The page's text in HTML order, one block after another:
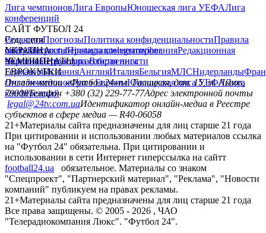
Лига чемпионовЛига ЕвропыЮношеская лига УЕФАЛига
конференций
САЙТ ФУТБОЛ 24
РедакцияПрогнозыПолитика конфиденциальностиПравила
сайтуКонтактыПравила комментированияРедакционная
политикаСтруктура собственности
Соц. сети
facebookxyoutubeinstagramtelegramviber
УКРАИНА
УкраинаПервая лигаВторая лига
ЧЕМПИОНАТЫ
ГерманияИспанияАнглияИталияБельгияМЛСНидерланды
ЕВРОКУБКИ
Лига чемпионовЛига ЕвропыЮношеская лига УЕФАЛига
конференций
Онлайн-медиа «Футбол 24»пл. Галицкая, дом. 15, м. Львов,
79008Телефон +380 (32) 229-77-77Адрес электронной почты
legal@24tv.com.uaИдентификатор онлайн-медиа в Реестре
субъектов в сфере медиа — R40-06058
21+Материалы сайта предназначены для лиц старше 21 года
При цитировании и использовании любых материалов ссылка
на "Футбол 24" обязательна. При цитировании и
использовании в сети Интернет гиперссылка на сайтт
football24.ua
обязательное. Материалы со знаком
"Спецпроект", "Партнерский материал", "Реклама", "Новости
компаний" публикуем на правах рекламы.
21+Материалы сайта предназначены для лиц старше 21 года
Все права защищены. © 2005 - 2026 , ЧАО
"Телерадиокомпания Люкс". "Футбол 24".